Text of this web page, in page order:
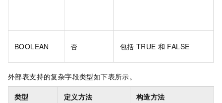
BOOLEAN 否 包括 TRUE 和 FALSE
外部表支持的复杂字段类型如下表所示。
类型 定义方法 构造方法